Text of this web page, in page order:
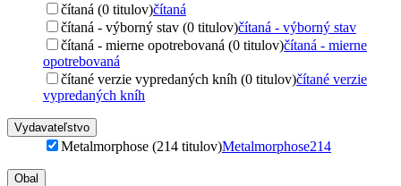
čítaná (0 titulov)čítaná
čítaná - výborný stav (0 titulov)čítaná - výborný stav
čítaná - mierne opotrebovaná (0 titulov)čítaná - mierne
opotrebovaná
čítané verzie vypredaných kníh (0 titulov)čítané verzie
vypredaných kníh
Vydavateľstvo
Metalmorphose (214 titulov)Metalmorphose214
Obal